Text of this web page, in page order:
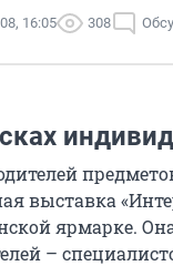
16:05 308
выставка
ярмарке.
–